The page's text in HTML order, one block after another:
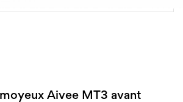
Aivee MT3 avant